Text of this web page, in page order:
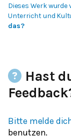
Dieses Werk
Unterricht und
das?
Hast
Bitte melde
benutzen.